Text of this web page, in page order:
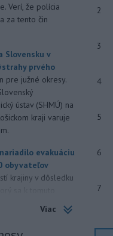
Verí, že polícia
za tento čin
Slovensku v
prvého
pre južné okresy.
ústav (SHMÚ) na
kraji varuje
evakuáciu
obyvateľov
krajiny v dôsledku
viac ako 500
Viac
2
3
4
5
6
7